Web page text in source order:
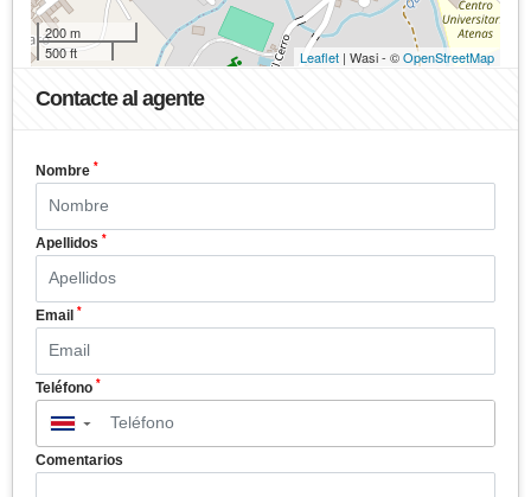
200 m
500 ft
Leaflet | Wasi - ©OpenStreetMap
Contacte al agente
Nombre *
Apellidos *
Email *
Teléfono *
▼
Comentarios